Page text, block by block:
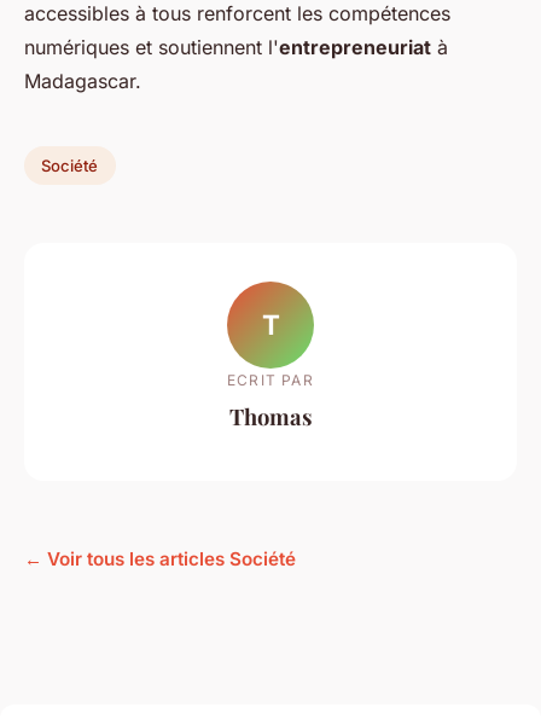
accessibles à tous renforcent les compétences
numériques et soutiennent l'entrepreneuriat à
Madagascar.
Société
T
ECRIT PAR
Thomas
← Voir tous les articles Société